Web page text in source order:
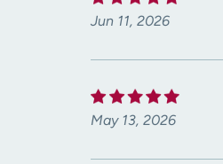
Jun 11, 2026
May 13, 2026